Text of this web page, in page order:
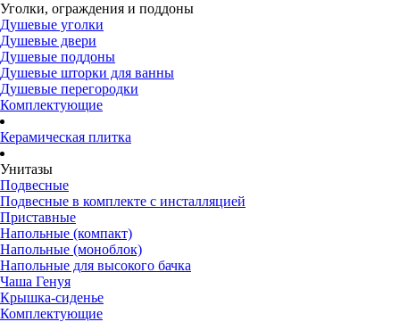
Уголки, ограждения и поддоны
Душевые уголки
Душевые двери
Душевые поддоны
Душевые шторки для ванны
Душевые перегородки
Комплектующие
Керамическая плитка
Унитазы
Подвесные
Подвесные в комплекте с инсталляцией
Приставные
Напольные (компакт)
Напольные (моноблок)
Напольные для высокого бачка
Чаша Генуя
Крышка-сиденье
Комплектующие